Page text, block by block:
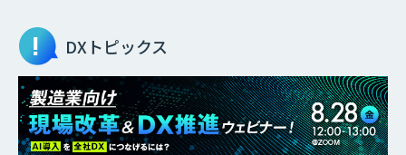
DXトピックス